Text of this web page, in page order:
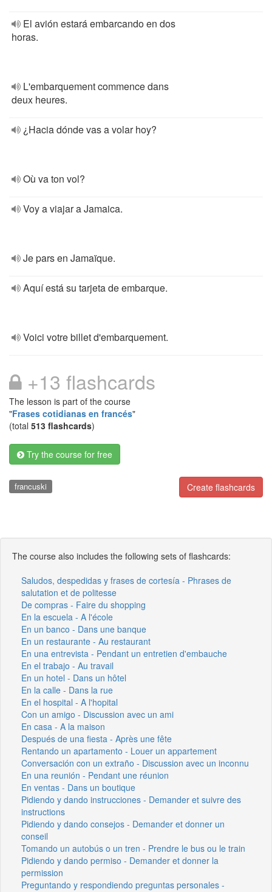
El avión estará embarcando en dos
horas.
L'embarquement commence dans
deux heures.
¿Hacia dónde vas a volar hoy?
Où va ton vol?
Voy a viajar a Jamaica.
Je pars en Jamaïque.
Aquí está su tarjeta de embarque.
Voici votre billet d'embarquement.
+13 flashcards
The lesson is part of the course
"Frases cotidianas en francés"
(total 513 flashcards)
Try the course for free
Create flashcards
francuski
The course also includes the following sets of flashcards:
Saludos, despedidas y frases de cortesía - Phrases de
salutation et de politesse
De compras - Faire du shopping
En la escuela - A l'école
En un banco - Dans une banque
En un restaurante - Au restaurant
En una entrevista - Pendant un entretien d'embauche
En el trabajo - Au travail
En un hotel - Dans un hôtel
En la calle - Dans la rue
En el hospital - A l'hopital
Con un amigo - Discussion avec un ami
En casa - A la maison
Después de una fiesta - Après une fête
Rentando un apartamento - Louer un appartement
Conversación con un extraño - Discussion avec un inconnu
En una reunión - Pendant une réunion
En ventas - Dans un boutique
Pidiendo y dando instrucciones - Demander et suivre des
instructions
Pidiendo y dando consejos - Demander et donner un
conseil
Tomando un autobús o un tren - Prendre le bus ou le train
Pidiendo y dando permiso - Demander et donner la
permission
Preguntando y respondiendo preguntas personales -